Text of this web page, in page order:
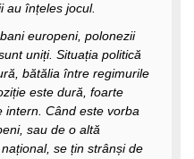
au înțeles jocul.
europeni, polonezii
uniți. Situația politică
bătălia între regimurile
este dură, foarte
intern. Când este vorba
sau de o altă
se țin strânși de